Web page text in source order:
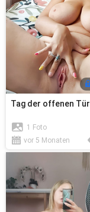
Tag der offenen Tür
1 Foto
vor 5 Monaten